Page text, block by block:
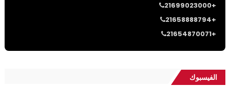
21699023000+
21658888794+
21654870071+
الفيسبوك